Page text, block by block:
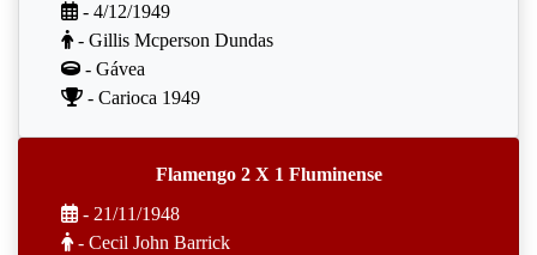
- 4/12/1949
- Gillis Mcperson Dundas
- Gávea
- Carioca 1949
Flamengo 2 X 1 Fluminense
- 21/11/1948
- Cecil John Barrick